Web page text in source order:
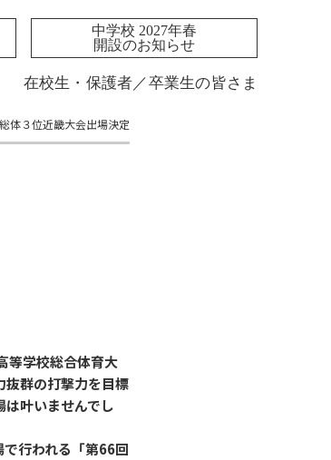
中学校 2027年春
開設のお知らせ
在校生・保護者／卒業生の皆さま
体３位近畿大会出場決定
等学校総合体育大
抜群の打撃力を目標
叶いませんでし
行われる「第66回